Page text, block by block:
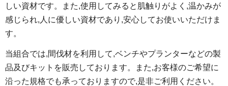
しい資材です。また,使用してみると肌触りがよく,温かみが
感じられ,人に優しい資材であり,安心してお使いいただけま
す。
当組合では,間伐材を利用して,ベンチやプランターなどの製
品及びキットを販売しております。また,お客様のご希望に
沿った規格でも承っておりますので,是非ご利用ください。